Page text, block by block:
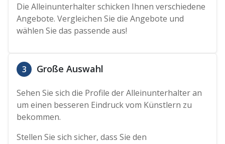
Die Alleinunterhalter schicken Ihnen verschiedene
Angebote. Vergleichen Sie die Angebote und
wählen Sie das passende aus!
3 Große Auswahl
Sehen Sie sich die Profile der Alleinunterhalter an
um einen besseren Eindruck vom Künstlern zu
bekommen.
Stellen Sie sich sicher, dass Sie den